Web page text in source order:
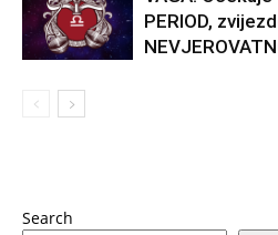
PERIOD,
Search